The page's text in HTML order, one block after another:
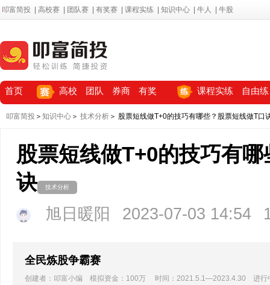
叩富简投 高校赛 团队赛 有奖赛 课程实练 知识中心 牛人 牛股
首页 高校 团队 券商 有奖 课程实练 自由练
叩富简投 ＞ 知识中心 ＞ 技术分析 ＞ 股票短线做T+0的技巧有哪些？股票短线做T口
股票短线做T+0的技巧有
诀
技术分析
旭日暖阳 2023-07-03 14:54
全民炼股争霸赛
创建者：叩富小编 模拟资金：100万 时间：2021.5.1—2023.4.30 进行